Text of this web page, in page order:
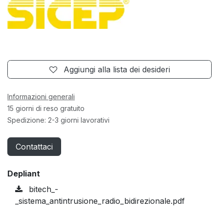
Aggiungi alla lista dei desideri
Informazioni generali
15 giorni di reso gratuito
Spedizione: 2-3 giorni lavorativi
Contattaci
Depliant
bitech_-
_sistema_antintrusione_radio_bidirezionale.pdf